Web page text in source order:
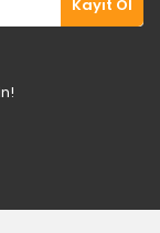
Kayıt Ol